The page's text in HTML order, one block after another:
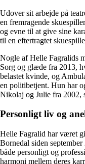
Udover sit arbejde på
en fremragende
og evne til at give sine
til en eftertragtet
Nogle af Helle Fagralids
Sorg og glæde fra 2013,
belastet kvinde, og
en politibetjent. Hun har
Nikolaj og Julie fra 2002,
Personligt liv og
Helle Fagralid har været
Bornedal siden
både personligt og
harmoni mellem deres